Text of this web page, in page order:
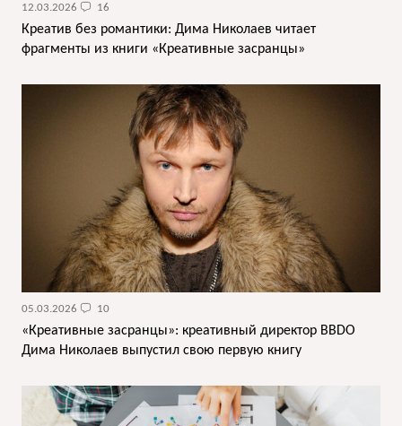
12.03.2026 16
Креатив без романтики: Дима Николаев читает
фрагменты из книги «Креативные засранцы»
05.03.2026 10
«Креативные засранцы»: креативный директор BBDO
Дима Николаев выпустил свою первую книгу